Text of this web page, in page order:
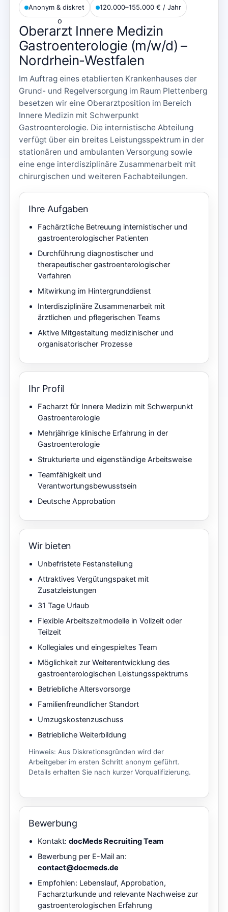
Anonym & diskret 120.000–155.000 € / Jahr
Oberarzt Innere Medizin
Gastroenterologie (m/w/d) –
Nordrhein-Westfalen
Im Auftrag eines etablierten Krankenhauses der
Grund- und Regelversorgung im Raum Plettenberg
besetzen wir eine Oberarztposition im Bereich
Innere Medizin mit Schwerpunkt
Gastroenterologie. Die internistische Abteilung
verfügt über ein breites Leistungsspektrum in der
stationären und ambulanten Versorgung sowie
eine enge interdisziplinäre Zusammenarbeit mit
chirurgischen und weiteren Fachabteilungen.
Ihre Aufgaben
Fachärztliche Betreuung internistischer und
gastroenterologischer Patienten
Durchführung diagnostischer und
therapeutischer gastroenterologischer
Verfahren
Mitwirkung im Hintergrunddienst
Interdisziplinäre Zusammenarbeit mit
ärztlichen und pflegerischen Teams
Aktive Mitgestaltung medizinischer und
organisatorischer Prozesse
Ihr Profil
Facharzt für Innere Medizin mit Schwerpunkt
Gastroenterologie
Mehrjährige klinische Erfahrung in der
Gastroenterologie
Strukturierte und eigenständige Arbeitsweise
Teamfähigkeit und
Verantwortungsbewusstsein
Deutsche Approbation
Wir bieten
Unbefristete Festanstellung
Attraktives Vergütungspaket mit
Zusatzleistungen
31 Tage Urlaub
Flexible Arbeitszeitmodelle in Vollzeit oder
Teilzeit
Kollegiales und eingespieltes Team
Möglichkeit zur Weiterentwicklung des
gastroenterologischen Leistungsspektrums
Betriebliche Altersvorsorge
Familienfreundlicher Standort
Umzugskostenzuschuss
Betriebliche Weiterbildung
Hinweis: Aus Diskretionsgründen wird der
Arbeitgeber im ersten Schritt anonym geführt.
Details erhalten Sie nach kurzer Vorqualifizierung.
Bewerbung
Kontakt: docMeds Recruiting Team
Bewerbung per E-Mail an:
contact@docmeds.de
Empfohlen: Lebenslauf, Approbation,
Facharzturkunde und relevante Nachweise zur
gastroenterologischen Erfahrung